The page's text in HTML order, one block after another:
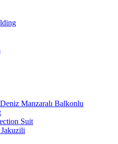
Manzaralı Balkonlu
Suit